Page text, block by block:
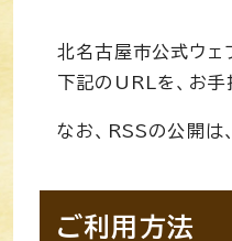
北名古屋市公式ウェ
下記のURLを、お手
なお、RSSの公開は
ご利用方法